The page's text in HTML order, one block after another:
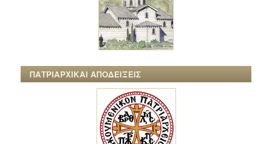
ΠΑΤΡΙΑΡΧΙΚΑΙ ΑΠΟΔΕΙΞΕΙΣ